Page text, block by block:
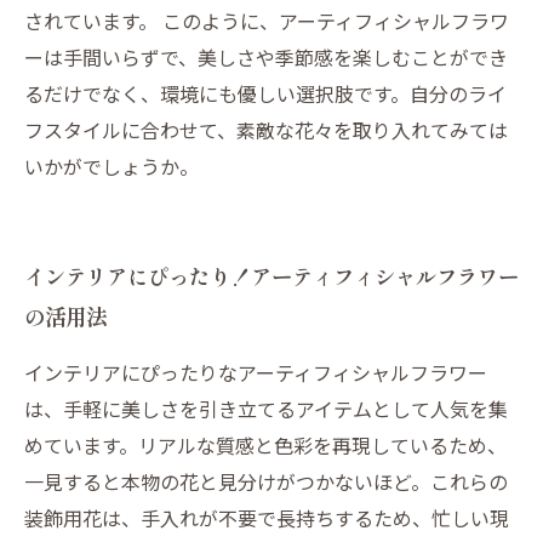
されています。 このように、アーティフィシャルフラワ
ーは手間いらずで、美しさや季節感を楽しむことができ
るだけでなく、環境にも優しい選択肢です。自分のライ
フスタイルに合わせて、素敵な花々を取り入れてみては
いかがでしょうか。
インテリアにぴったり！アーティフィシャルフラワー
の活用法
インテリアにぴったりなアーティフィシャルフラワー
は、手軽に美しさを引き立てるアイテムとして人気を集
めています。リアルな質感と色彩を再現しているため、
一見すると本物の花と見分けがつかないほど。これらの
装飾用花は、手入れが不要で長持ちするため、忙しい現